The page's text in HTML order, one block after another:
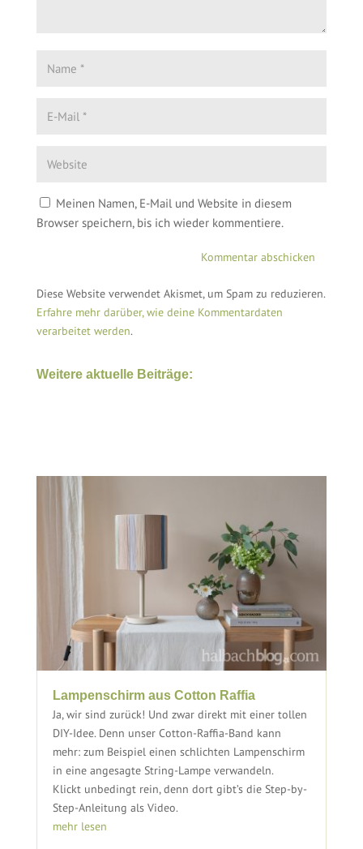
Meinen Namen, E-Mail und Website in diesem
Browser speichern, bis ich wieder kommentiere.
Diese Website verwendet Akismet, um Spam zu reduzieren.
Erfahre mehr darüber, wie deine Kommentardaten
verarbeitet werden.
Weitere aktuelle Beiträge:
Lampenschirm aus Cotton Raffia
Ja, wir sind zurück! Und zwar direkt mit einer tollen
DIY-Idee. Denn unser Cotton-Raffia-Band kann
mehr: zum Beispiel einen schlichten Lampenschirm
in eine angesagte String-Lampe verwandeln.
Klickt unbedingt rein, denn dort gibt’s die Step-by-
Step-Anleitung als Video.
mehr lesen